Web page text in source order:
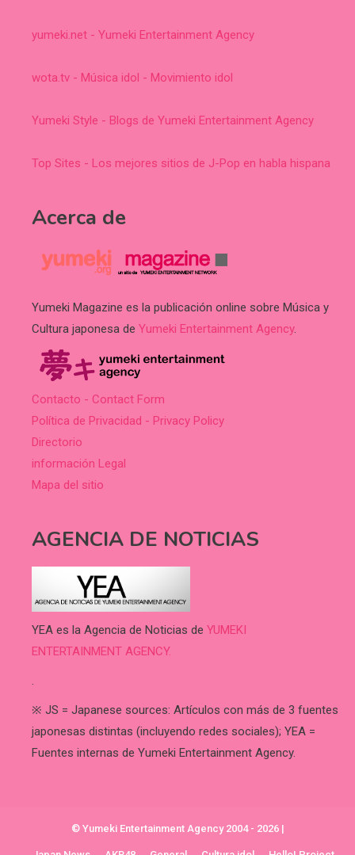
yumeki.net - Yumeki Entertainment Agency
wota.tv - Música idol - Movimiento idol
Yumeki Style - Blogs de Yumeki Entertainment Agency
Top Sites - Los mejores sitios de J-Pop en habla hispana
Acerca de
Yumeki Magazine es la publicación online sobre Música y
Cultura japonesa de Yumeki Entertainment Agency.
Contacto - Contact Form
Política de Privacidad - Privacy Policy
Directorio
información Legal
Mapa del sitio
AGENCIA DE NOTICIAS
YEA es la Agencia de Noticias de YUMEKI
ENTERTAINMENT AGENCY.
.
※ JS = Japanese sources: Artículos con más de 3 fuentes
japonesas distintas (incluyendo redes sociales); YEA =
Fuentes internas de Yumeki Entertainment Agency.
© Yumeki Entertainment Agency 2004 - 2026 |